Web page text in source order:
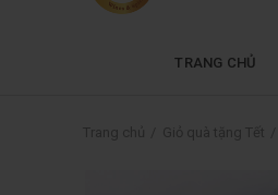
TRANG CHỦ